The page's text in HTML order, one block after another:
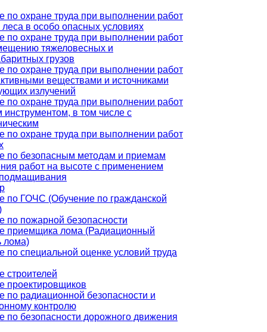
по охране труда при выполнении работ
леса в особо опасных условиях
по охране труда при выполнении работ
тяжеловесных и
грузов
по охране труда при выполнении работ
веществами и источниками
излучений
по охране труда при выполнении работ
инструментом, в том числе с
по охране труда при выполнении работ
по безопасным методам и приемам
работ на высоте с применением
по ГОЧС (Обучение по гражданской
по пожарной безопасности
приемщика лома (Радиационный
лома)
по специальной оценке условий труда
строителей
проектировщиков
по радиационной безопасности и
контролю
по безопасности дорожного движения